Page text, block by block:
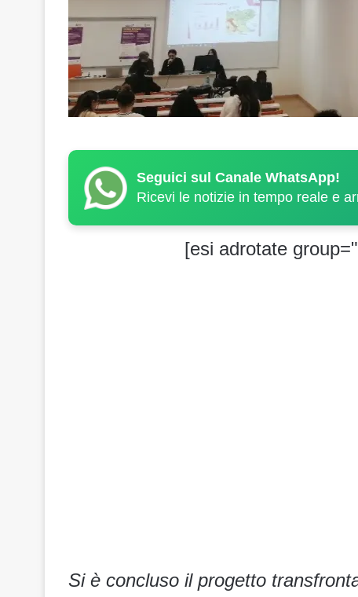
Seguici sul Canale WhatsApp!
Ricevi le notizie in tempo reale e
[esi adrotate
Si è concluso il progetto